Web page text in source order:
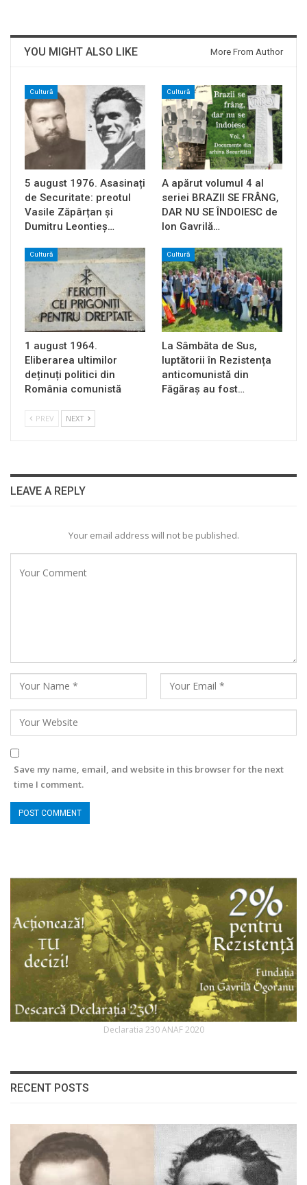
YOU MIGHT ALSO LIKE More From Author
Cultură
5 august 1976. Asasinați
de Securitate: preotul
Vasile Zăpârțan și
Dumitru Leontieș…
Cultură
A apărut volumul 4 al
seriei BRAZII SE FRÂNG,
DAR NU SE ÎNDOIESC de
Ion Gavrilă…
Cultură
1 august 1964.
Eliberarea ultimilor
deținuți politici din
România comunistă
Cultură
La Sâmbăta de Sus,
luptătorii în Rezistența
anticomunistă din
Făgăraș au fost…
PREV NEXT
LEAVE A REPLY
Your email address will not be published.
Save my name, email, and website in this browser for the next
time I comment.
Declaratia 230 ANAF 2020
RECENT POSTS